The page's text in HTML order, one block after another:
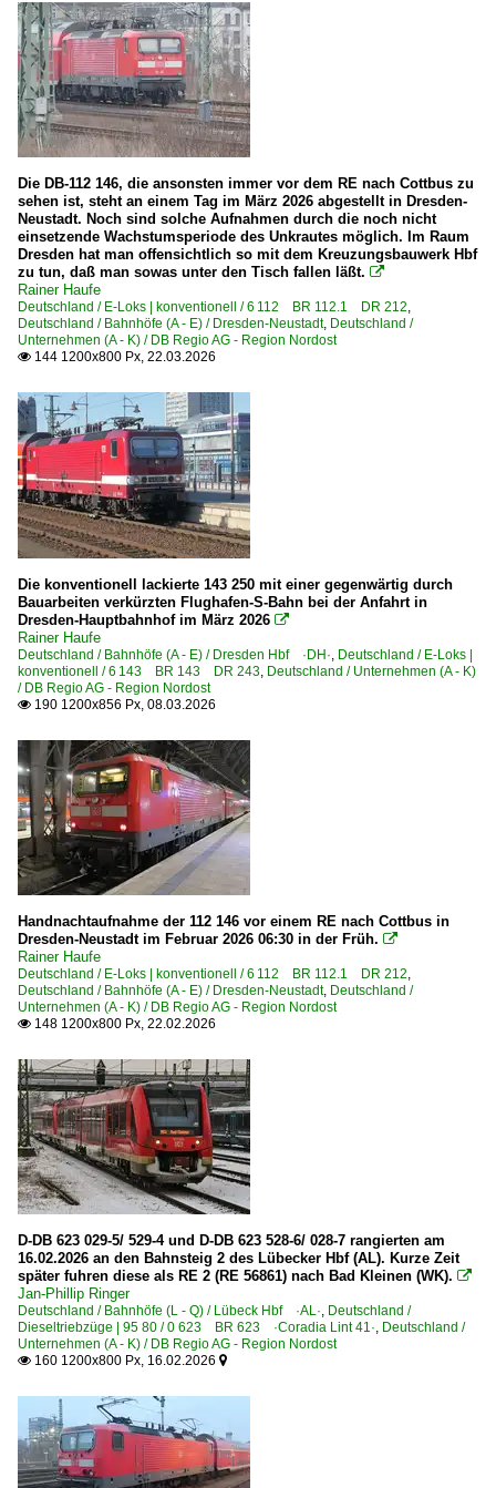
0 628 BR 628 · 928 · BR 629
0 642 BR 642 ·Desiro·
0 646 BR 646 · 946 ·GTW 2/6·
0 648 BR 648 ·Coradia Lint 41·
E-Loks | Drehstrom | 91 80
6 101 BR 101
6 120 BR 120.2 DB Regio
6 146 BR 146 ·Traxx AC1/2·
6 147 BR 147 ·Traxx AC3·
6 182 BR 182 ·ES 64 U2·
6 182 BR 182 ·ES 64 U2· Private
6 182 BR 182 ·ES 64 U2· Werbeloks
E-Loks | konventionell
6 112 BR 112.1 DR 212
6 114 BR 114.0 ex 112.0
6 143 BR 143 DR 243
Elektrotriebzüge | 94 80
0 429 BR 429.0 ·Flirt (fünfteilig)· DB
0 429 BR 429.0 ·Flirt (fünfteilig)· Private
0 442 BR 442 ·Talent 2· 'Hamsterbacke'
0 445 BR 445 ·Twindexx Vario·
0 446 BR 446 ·Twindexx Vario·
0 463 BR 463 ·Mireo·
1 442 BR 442 ·Talent 2· 'Hamsterbacke'
9 442 BR 442 ·Talent 2· 'Hamsterbacke'
Galerien
Sonderzüge und Sonderfahrten
Personenwagen
Halberstädter Mitteleinstiegswagen für DR Bmh-, y-
Personenwagen | Doppelstockwagen | Mittelwagen
Doppelstock-Mittelwagen 1. Generation für DR 747, 749
Doppelstock-Mittelwagen 5. Generation | Twindexx Regio
~ Sonstige Doppelstock-Zwischenwagen
Personenwagen | Steuerwagen
Doppelstock-Steuerwagen 2. Generation für DR 760.0
Doppelstock-Steuerwagen 3. Generation 761, 762
Doppelstock-Steuerwagen 4. Generation 763-767, 785
Steuerwagen Bauart Wittenberge
RB-, RE-Linien in BB
Die DB-112 146, die ansonsten immer vor dem RE nach Cottbus zu
sehen ist, steht an einem Tag im März 2026 abgestellt in Dresden-
Neustadt. Noch sind solche Aufnahmen durch die noch nicht
einsetzende Wachstumsperiode des Unkrautes möglich. Im Raum
Dresden hat man offensichtlich so mit dem Kreuzungsbauwerk Hbf
zu tun, daß man sowas unter den Tisch fallen läßt. 
Rainer Haufe
Deutschland / E-Loks | konventionell / 6 112 BR 112.1 DR 212,
Deutschland / Bahnhöfe (A - E) / Dresden-Neustadt, Deutschland /
Unternehmen (A - K) / DB Regio AG - Region Nordost
 144 1200x800 Px, 22.03.2026
Die konventionell lackierte 143 250 mit einer gegenwärtig durch
Bauarbeiten verkürzten Flughafen-S-Bahn bei der Anfahrt in
Dresden-Hauptbahnhof im März 2026 
Rainer Haufe
Deutschland / Bahnhöfe (A - E) / Dresden Hbf ·DH·, Deutschland / E-Loks |
konventionell / 6 143 BR 143 DR 243, Deutschland / Unternehmen (A - K)
/ DB Regio AG - Region Nordost
 190 1200x856 Px, 08.03.2026
Handnachtaufnahme der 112 146 vor einem RE nach Cottbus in
Dresden-Neustadt im Februar 2026 06:30 in der Früh. 
Rainer Haufe
Deutschland / E-Loks | konventionell / 6 112 BR 112.1 DR 212,
Deutschland / Bahnhöfe (A - E) / Dresden-Neustadt, Deutschland /
Unternehmen (A - K) / DB Regio AG - Region Nordost
 148 1200x800 Px, 22.02.2026
D-DB 623 029-5/ 529-4 und D-DB 623 528-6/ 028-7 rangierten am
16.02.2026 an den Bahnsteig 2 des Lübecker Hbf (AL). Kurze Zeit
später fuhren diese als RE 2 (RE 56861) nach Bad Kleinen (WK). 
Jan-Phillip Ringer
Deutschland / Bahnhöfe (L - Q) / Lübeck Hbf ·AL·, Deutschland /
Dieseltriebzüge | 95 80 / 0 623 BR 623 ·Coradia Lint 41·, Deutschland /
Unternehmen (A - K) / DB Regio AG - Region Nordost
 160 1200x800 Px, 16.02.2026 